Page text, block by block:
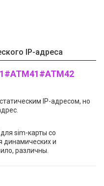
IP-адреса
#ATM41#ATM42
IP-адресом, но
sim-карты со
динамических и
различны.